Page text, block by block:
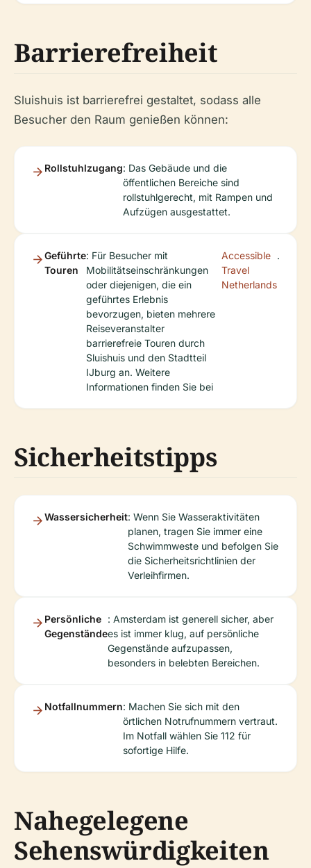
Barrierefreiheit
Sluishuis ist barrierefrei gestaltet, sodass alle
Besucher den Raum genießen können:
Rollstuhlzugang: Das Gebäude und die
öffentlichen Bereiche sind
rollstuhlgerecht, mit Rampen und
Aufzügen ausgestattet.
Geführte
Touren
: Für Besucher mit
Mobilitätseinschränkungen
oder diejenigen, die ein
geführtes Erlebnis
bevorzugen, bieten mehrere
Reiseveranstalter
barrierefreie Touren durch
Sluishuis und den Stadtteil
IJburg an. Weitere
Informationen finden Sie bei
Accessible
Travel
Netherlands
.
Sicherheitstipps
Wassersicherheit: Wenn Sie Wasseraktivitäten
planen, tragen Sie immer eine
Schwimmweste und befolgen Sie
die Sicherheitsrichtlinien der
Verleihfirmen.
Persönliche
Gegenstände
: Amsterdam ist generell sicher, aber
es ist immer klug, auf persönliche
Gegenstände aufzupassen,
besonders in belebten Bereichen.
Notfallnummern: Machen Sie sich mit den
örtlichen Notrufnummern vertraut.
Im Notfall wählen Sie 112 für
sofortige Hilfe.
Nahegelegene
Sehenswürdigkeiten